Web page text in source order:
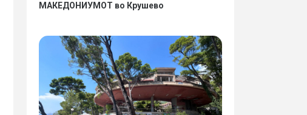
МАКЕДОНИУМОТ во Крушево